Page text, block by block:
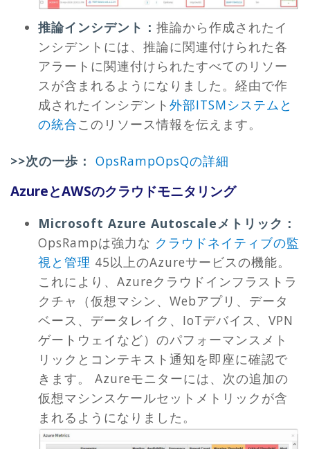
推論インシデント： 推論から作成されたイ
ンシデントには、推論に関連付けられた各
アラートに関連付けられたすべてのリソー
スが含まれるようになりました。経由で作
成されたインシデント 外部ITSMシステムと
の統合このリソース情報を伝えます。
>>次の一歩： OpsRampOpsQの詳細
AzureとAWSのクラウドモニタリング
Microsoft Azure Autoscaleメトリック：
OpsRampは強力な クラウドネイティブの監
視と管理 45以上のAzureサービスの機能。
これにより、Azureクラウドインフラストラ
クチャ（仮想マシン、Webアプリ、データ
ベース、データレイク、IoTデバイス、VPN
ゲートウェイなど）のパフォーマンスメト
リックとコンテキスト通知を即座に確認で
きます。 Azureモニターには、次の追加の
仮想マシンスケールセットメトリックが含
まれるようになりました。